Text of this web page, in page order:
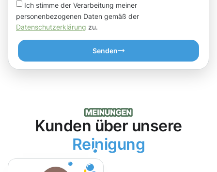
Ich stimme der Verarbeitung meiner
personenbezogenen Daten gemäß der
Datenschutzerklärung zu.
Senden
Kunden über unsere
Reinigung